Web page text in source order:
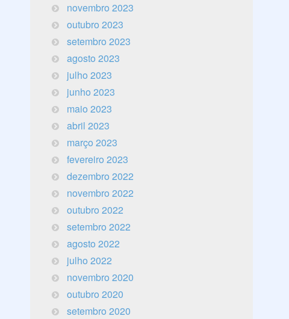
novembro 2023
outubro 2023
setembro 2023
agosto 2023
julho 2023
junho 2023
maio 2023
abril 2023
março 2023
fevereiro 2023
dezembro 2022
novembro 2022
outubro 2022
setembro 2022
agosto 2022
julho 2022
novembro 2020
outubro 2020
setembro 2020